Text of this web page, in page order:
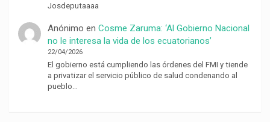
Josdeputaaaa
Anónimo en Cosme Zaruma: ‘Al Gobierno Nacional
no le interesa la vida de los ecuatorianos’
22/04/2026
El gobierno está cumpliendo las órdenes del FMI y tiende
a privatizar el servicio público de salud condenando al
pueblo…